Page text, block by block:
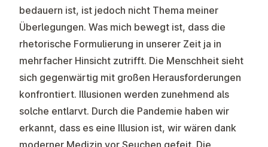
bedauern ist, ist jedoch nicht Thema meiner
Überlegungen. Was mich bewegt ist, dass die
rhetorische Formulierung in unserer Zeit ja in
mehrfacher Hinsicht zutrifft. Die Menschheit sieht
sich gegenwärtig mit großen Herausforderungen
konfrontiert. Illusionen werden zunehmend als
solche entlarvt. Durch die Pandemie haben wir
erkannt, dass es eine Illusion ist, wir wären dank
moderner Medizin vor Seuchen gefeit. Die